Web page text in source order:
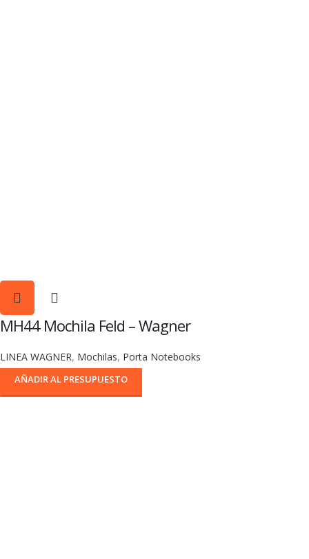
MH44 Mochila Feld – Wagner
LINEA WAGNER, Mochilas, Porta Notebooks
AÑADIR AL PRESUPUESTO